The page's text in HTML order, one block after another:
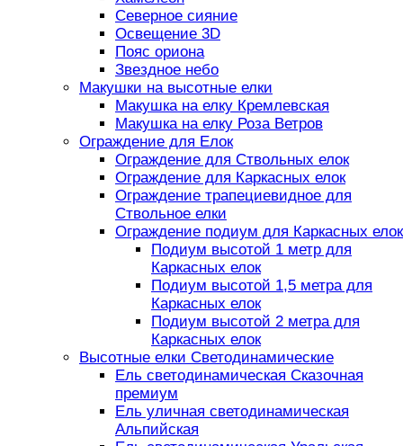
Северное сияние
Освещение 3D
Пояс ориона
Звездное небо
Макушки на высотные елки
Макушка на елку Кремлевская
Макушка на елку Роза Ветров
Ограждение для Елок
Ограждение для Ствольных елок
Ограждение для Каркасных елок
Ограждение трапециевидное для
Ствольное елки
Ограждение подиум для Каркасных елок
Подиум высотой 1 метр для
Каркасных елок
Подиум высотой 1,5 метра для
Каркасных елок
Подиум высотой 2 метра для
Каркасных елок
Высотные елки Светодинамические
Ель светодинамическая Сказочная
премиум
Ель уличная светодинамическая
Альпийская